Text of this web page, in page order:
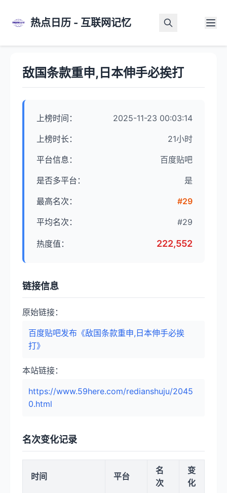
热点日历 - 互联网记忆
敌国条款重申,日本伸手必挨打
上榜时间： 2025-11-23 00:03:14
上榜时长： 21小时
平台信息： 百度贴吧
是否多平台： 是
最高名次： #29
平均名次： #29
热度值： 222,552
链接信息
原始链接：
百度贴吧发布《敌国条款重申,日本伸手必挨
打》
本站链接：
https://www.59here.com/redianshuju/2045
0.html
名次变化记录
时间 平台
名
次
变
化